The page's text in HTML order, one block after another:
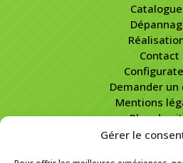
Gérer le
Contact
Demander un
Mentions
Plan de